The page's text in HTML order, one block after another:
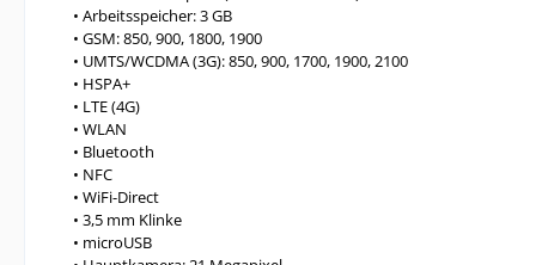
• Arbeitsspeicher: 3 GB
• GSM: 850, 900, 1800, 1900
• UMTS/WCDMA (3G): 850, 900, 1700, 1900, 2100
• HSPA+
• LTE (4G)
• WLAN
• Bluetooth
• NFC
• WiFi-Direct
• 3,5 mm Klinke
• microUSB